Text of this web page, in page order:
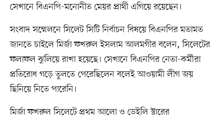
সেখানে বিএনপি-মনোনীত মেয়র প্রার্থী এগিয়ে রয়েছেন।
সংবাদ সম্মেলনে সিলেট সিটি নির্বাচন বিষয়ে বিএনপির মতামত
জানতে চাইলে মির্জা ফখরুল ইসলাম আলমগীর বলেন, সিলেটের
ফলাফল ঝুলিয়ে রাখা হয়েছে। সেখানে বিএনপির নেতা-কর্মীরা
প্রতিরোধ গড়ে তুলতে পেরেছিলেন বলেই আওয়ামী লীগ জয়
ছিনিয়ে নিতে পারেনি।
মির্জা ফখরুল সিলেটে প্রথম আলো ও ডেইলি স্টারের